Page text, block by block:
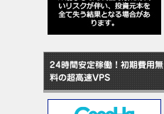
24時間安定稼働！初期費用無
料の超高速VPS